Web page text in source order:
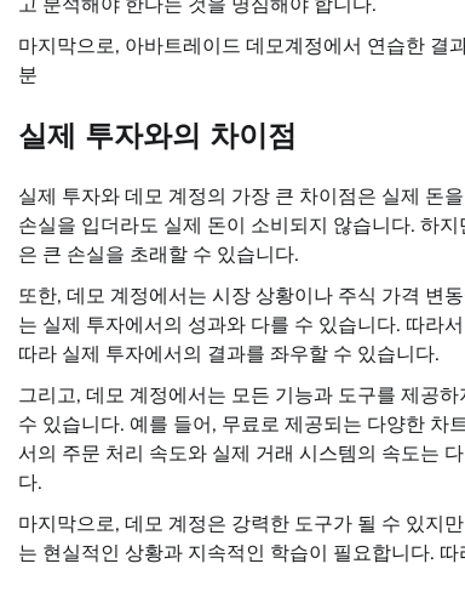
마지막으로, 아바트레이드 데모계정에서 연습한 결
분
실제 투자와의 차이점
실제 투자와 데모 계정의 가장 큰 차이점은 실제 돈
손실을 입더라도 실제 돈이 소비되지 않습니다. 하
은 큰 손실을 초래할 수 있습니다.
또한, 데모 계정에서는 시장 상황이나 주식 가격 변
는 실제 투자에서의 성과와 다를 수 있습니다. 따라
따라 실제 투자에서의 결과를 좌우할 수 있습니다.
그리고, 데모 계정에서는 모든 기능과 도구를 제공
수 있습니다. 예를 들어, 무료로 제공되는 다양한 차
서의 주문 처리 속도와 실제 거래 시스템의 속도는
다.
마지막으로, 데모 계정은 강력한 도구가 될 수 있지
는 현실적인 상황과 지속적인 학습이 필요합니다.